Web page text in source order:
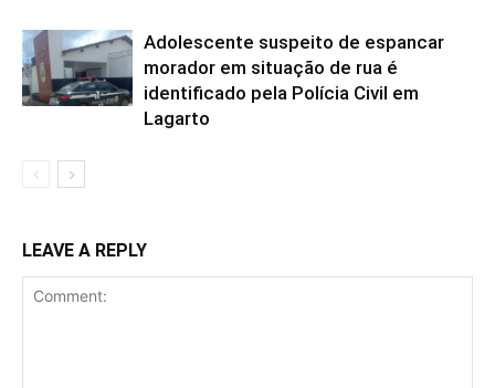
Adolescente suspeito de espancar
morador em situação de rua é
identificado pela Polícia Civil em
Lagarto
LEAVE A REPLY